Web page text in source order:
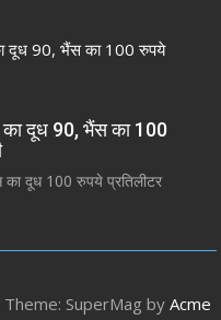
दूध 90, भैंस का 100
दूध 100 रुपये प्रतिलीटर
Theme: SuperMag by Acme